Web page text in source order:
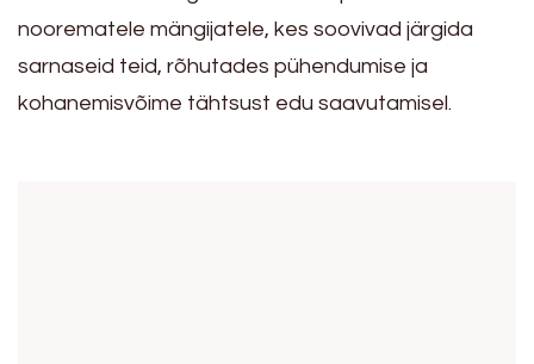
noorematele mängijatele, kes soovivad järgida
sarnaseid teid, rõhutades pühendumise ja
kohanemisvõime tähtsust edu saavutamisel.